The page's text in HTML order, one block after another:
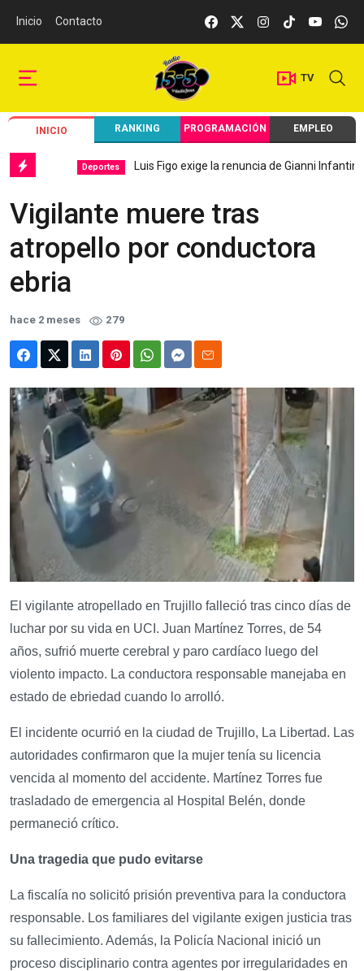
Inicio Contacto
TV
INICIO RANKING PROGRAMACIÓN EMPLEO
Deportes Luis Figo exige la renuncia de Gianni Infantino
Vigilante muere tras
atropello por conductora
ebria
hace 2 meses 279
El vigilante atropellado en Trujillo falleció tras cinco días de
luchar por su vida en UCI. Juan Martínez Torres, de 54
años, sufrió muerte cerebral y paro cardíaco luego del
violento impacto. La conductora responsable manejaba en
estado de ebriedad cuando lo arrolló.
El incidente ocurrió en la ciudad de Trujillo, La Libertad. Las
autoridades confirmaron que la mujer tenía su licencia
vencida al momento del accidente. Martínez Torres fue
trasladado de emergencia al Hospital Belén, donde
permaneció crítico.
Una tragedia que pudo evitarse
La fiscalía no solicitó prisión preventiva para la conductora
responsable. Los familiares del vigilante exigen justicia tras
su fallecimiento. Además, la Policía Nacional inició un
proceso disciplinario contra agentes por irregularidades en